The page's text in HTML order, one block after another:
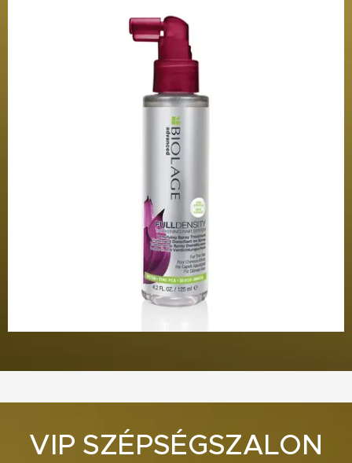
VIP SZÉPSÉGSZALON